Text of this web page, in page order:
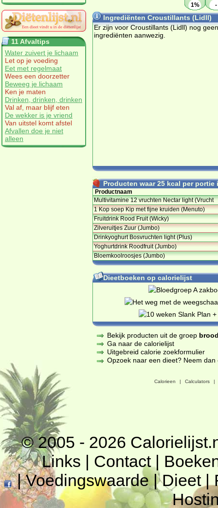
11 Afvaltips
Water zuivert je lichaam
Let op je voeding
Eet met regelmaat
Wees een doorzetter
Beweeg je lichaam
Ken je maten
Drinken, drinken, drinken
Val af, maar blijf eten
De wekker is je vriend
Van uitstel komt afstel
Afvallen doe je niet
alleen
1%
-
Ingrediënten Croustillants (Lidll)
Er zijn voor Croustillants (Lidll) nog geen
ingrediënten aanwezig.
Producten waar 25 kcal per portie
Productnaam
Multivitamine 12 vruchten Nectar light (Vrucht
1 Kop soep Kip met fijne kruiden (Menuto)
Fruitdrink Rood Fruit (Wicky)
Zilveruitjes Zuur (Jumbo)
Drinkyoghurt Bosvruchten light (Plus)
Yoghurtdrink Roodfruit (Jumbo)
Bloemkoolroosjes (Jumbo)
Dieetboeken op calorielijst
Bekijk producten uit de groep
Ga naar de calorielijst
Uitgebreid calorie zoekformulier
Opzoek naar een dieet? Neem
Calorieen | Calculators |
© 2005 - 2026
Links | Contact|
|Voedingswaarde|Dieet|